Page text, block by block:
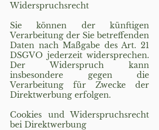
Widerspruchsrecht
Sie können der künftigen
Verarbeitung der Sie betreffenden
Daten nach Maßgabe des Art. 21
DSGVO jederzeit widersprechen.
Der Widerspruch kann
insbesondere gegen die
Verarbeitung für Zwecke der
Direktwerbung erfolgen.
Cookies und Widerspruchsrecht
bei Direktwerbung